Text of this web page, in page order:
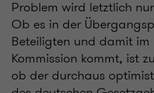
Problem wird letztlich
Ob es in der
Beteiligten und damit im
Kommission kommt, ist
ob der durchaus